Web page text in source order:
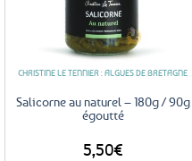
CHRISTINE LE TENNIER : ALGUES DE BRETAGNE
Salicorne au naturel – 180g / 90g
égoutté
5,50€